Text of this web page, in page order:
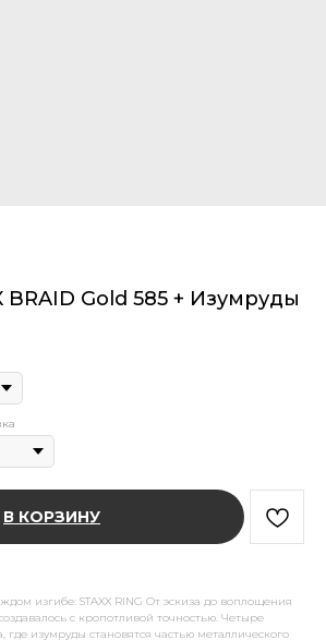
BRAID Gold 585 + Изумруды
В КОРЗИНУ
изгибе: STAXX RING От эскиза до воплощения
с кропотливой точностью. Четыре
где изумруды становятся частью металлического